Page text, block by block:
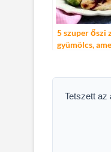
5 szuper őszi
gyümölcs,
Tetszett az